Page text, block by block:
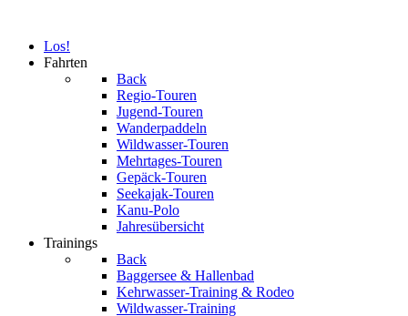
Los!
Fahrten
Back
Regio-Touren
Jugend-Touren
Wanderpaddeln
Wildwasser-Touren
Mehrtages-Touren
Gepäck-Touren
Seekajak-Touren
Kanu-Polo
Jahresübersicht
Trainings
Back
Baggersee & Hallenbad
Kehrwasser-Training & Rodeo
Wildwasser-Training